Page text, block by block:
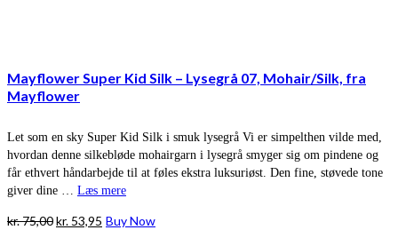
Mayflower Super Kid Silk – Lysegrå 07, Mohair/Silk, fra
Mayflower
Let som en sky Super Kid Silk i smuk lysegrå Vi er simpelthen vilde med,
hvordan denne silkebløde mohairgarn i lysegrå smyger sig om pindene og
får ethvert håndarbejde til at føles ekstra luksuriøst. Den fine, støvede tone
giver dine … Læs mere
kr.75,00Den
kr. 53,95 Den
Buy Now